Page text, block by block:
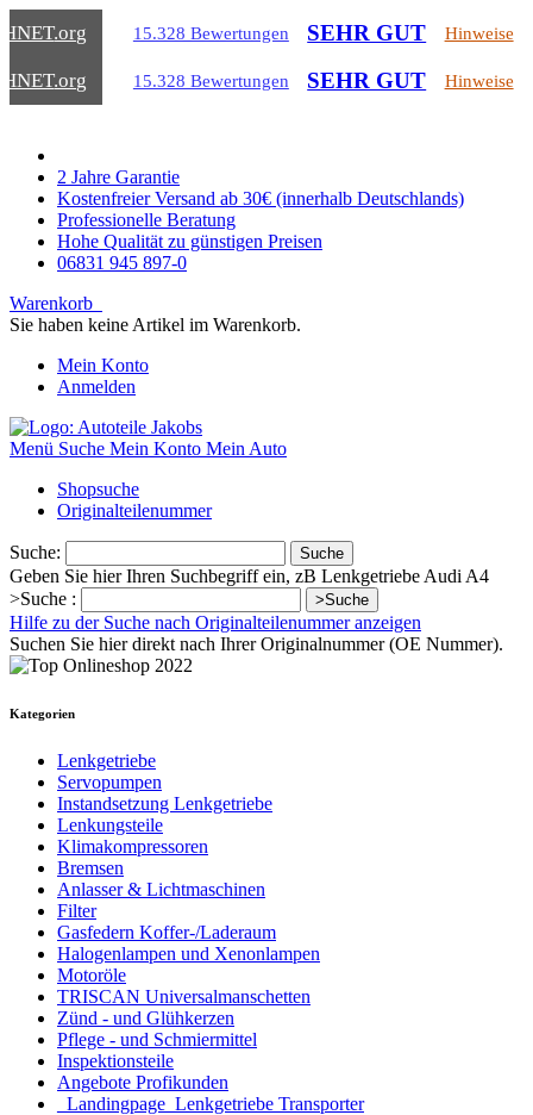
.org 15.328 Bewertungen SEHR GUT Hinweise
.org 15.328 Bewertungen SEHR GUT Hinweise
2 Jahre Garantie
Kostenfreier Versand ab 30€ (innerhalb Deutschlands)
Professionelle Beratung
Hohe Qualität zu günstigen Preisen
06831 945 897-0
Warenkorb
Sie haben keine Artikel im Warenkorb.
Mein Konto
Anmelden
Menü Suche Mein Konto Mein Auto
Shopsuche
Originalteilenummer
Suche: Suche
Geben Sie hier Ihren Suchbegriff ein, zB Lenkgetriebe Audi A4
>Suche :
>Suche
Hilfe zu der Suche nach Originalteilenummer anzeigen
Suchen Sie hier direkt nach Ihrer Originalnummer (OE Nummer).
Kategorien
Lenkgetriebe
Servopumpen
Instandsetzung Lenkgetriebe
Lenkungsteile
Klimakompressoren
Bremsen
Anlasser & Lichtmaschinen
Filter
Gasfedern Koffer-/Laderaum
Halogenlampen und Xenonlampen
Motoröle
TRISCAN Universalmanschetten
Zünd - und Glühkerzen
Pflege - und Schmiermittel
Inspektionsteile
Angebote Profikunden
_Landingpage_Lenkgetriebe Transporter